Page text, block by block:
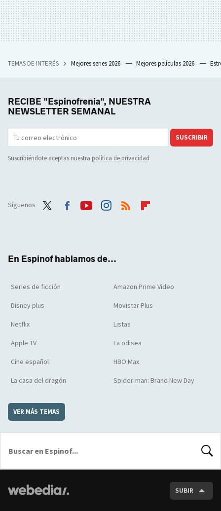
TEMAS DE INTERÉS Mejores series 2026 Mejores películas 2026
RECIBE "Espinofrenia", NUESTRA
NEWSLETTER SEMANAL
SUSCRIBIR
Suscribiéndote aceptas nuestra política de privacidad
Síguenos
En Espinof hablamos de...
Series de ficción Amazon Prime Video
Disney plus Movistar Plus
Netflix Listas
Apple TV La odisea
Cine español HBO Max
La casa del dragón Spider-man: Brand New Day
VER MÁS TEMAS
SUBIR